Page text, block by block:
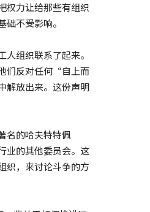
权力让给那些有组织
不受影响。
组织联系了起来。
们反对任何“自上而
解放出来。这份声明
名的哈夫特特佩
业的其他委员会。这
织，来讨论斗争的方